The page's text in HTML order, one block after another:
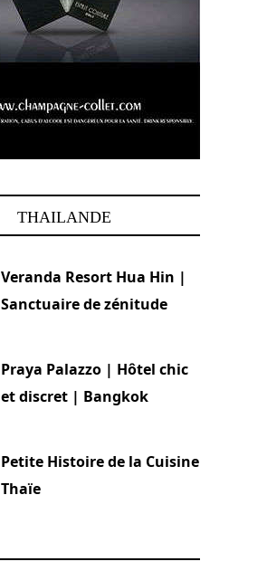
THAILANDE
Veranda Resort Hua Hin |
Sanctuaire de zénitude
Praya Palazzo | Hôtel chic
et discret | Bangkok
Petite Histoire de la Cuisine
Thaïe